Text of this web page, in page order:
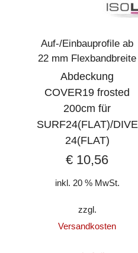
Auf-/Einbauprofile ab
22 mm Flexbandbreite
Abdeckung
COVER19 frosted
200cm für
SURF24(FLAT)/DIVE
24(FLAT)
€ 10,56
inkl. 20 % MwSt.
zzgl.
Versandkosten